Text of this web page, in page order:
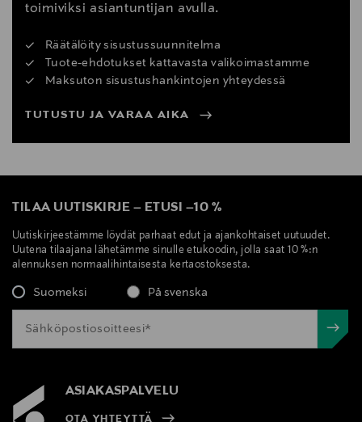
toimiviksi asiantuntijan avulla.
Räätälöity sisustussuunnitelma
Tuote-ehdotukset kattavasta valikoimastamme
Maksuton sisustushankintojen yhteydessä
TUTUSTU JA VARAA AIKA
TILAA UUTISKIRJE – ETUSI –10 %
Uutiskirjeestämme löydät parhaat edut ja ajankohtaiset uutuudet.
Uutena tilaajana lähetämme sinulle etukoodin, jolla saat 10 %:n
alennuksen normaalihintaisesta kertaostoksesta.
Suomeksi På svenska
ASIAKASPALVELU
OTA YHTEYTTÄ